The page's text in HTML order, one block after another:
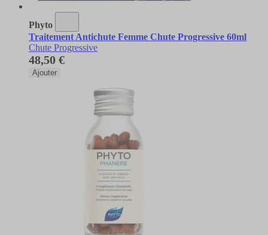
Phyto
Traitement Antichute Femme Chute Progressive 60ml
Chute Progressive
48,50 €
Ajouter